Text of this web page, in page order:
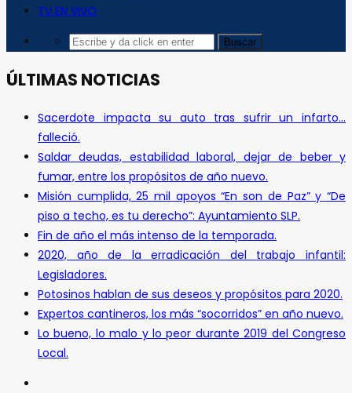
TV EN VIVO
ÚLTIMAS NOTICIAS
Sacerdote impacta su auto tras sufrir un infarto…
falleció.
Saldar deudas, estabilidad laboral, dejar de beber y
fumar, entre los propósitos de año nuevo.
Misión cumplida, 25 mil apoyos “En son de Paz” y “De
piso a techo, es tu derecho”: Ayuntamiento SLP.
Fin de año el más intenso de la temporada.
2020, año de la erradicación del trabajo infantil:
Legisladores.
Potosinos hablan de sus deseos y propósitos para 2020.
Expertos cantineros, los más “socorridos” en año nuevo.
Lo bueno, lo malo y lo peor durante 2019 del Congreso
Local.